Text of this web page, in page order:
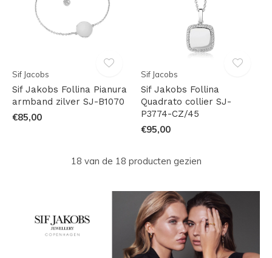
Sif Jacobs
Sif Jakobs Follina Pianura
armband zilver SJ-B1070
€85,00
Sif Jacobs
Sif Jakobs Follina
Quadrato collier SJ-
P3774-CZ/45
€95,00
18 van de 18 producten gezien